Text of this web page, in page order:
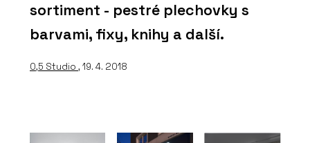
sortiment - pestré plechovky s
barvami, fixy, knihy a další.
0,5 Studio , 19. 4. 2018